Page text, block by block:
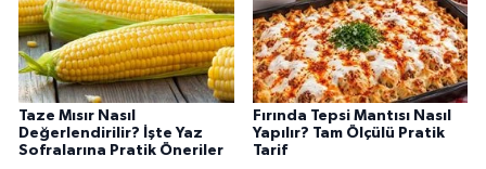
Taze Mısır Nasıl
Değerlendirilir? İşte Yaz
Sofralarına Pratik Öneriler
Fırında Tepsi Mantısı Nasıl
Yapılır? Tam Ölçülü Pratik
Tarif